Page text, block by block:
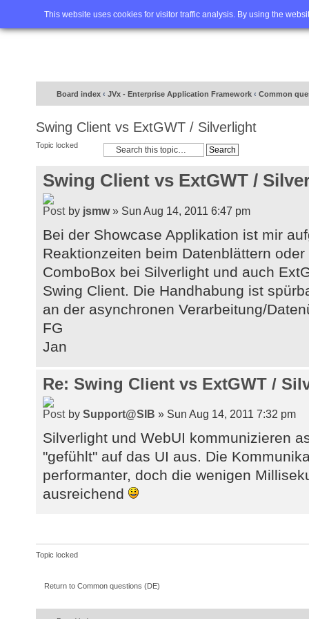
This website uses cookies for visitor traffic analysis. By using the
Home FAQ Advanced
Board index ‹ JVx - Enterprise Application Framework ‹ Common
Swing Client vs ExtGWT / Silverlight
Topic locked
Swing Client vs ExtGWT /
by jsmw» Sun Aug 14, 2011 6:47 pm
Bei der Showcase Applikation ist mir
Reaktionzeiten beim Datenblättern
ComboBox bei Silverlight und auch
Swing Client. Die Handhabung ist
an der asynchronen Verarbeitung/
FG
Jan
Re: Swing Client vs ExtGWT /
by Support@SIB » Sun Aug 14, 2011 7:32 pm
Silverlight und WebUI kommunizieren
"gefühlt" auf das UI aus. Die
performanter, doch die wenigen
ausreichend
Topic locked
Return to Common questions (DE)